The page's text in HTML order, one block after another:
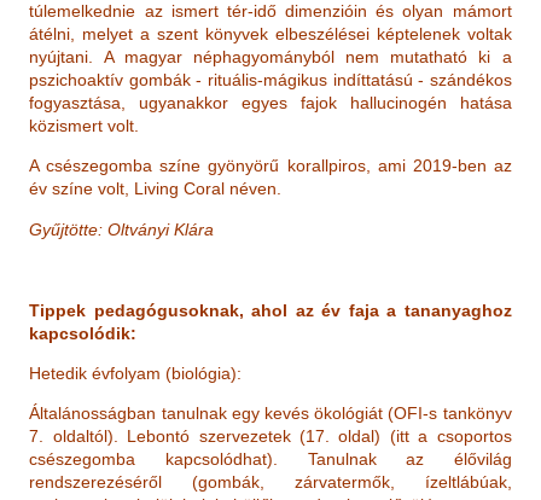
túlemelkednie az ismert tér-idő dimenzióin és olyan mámort
átélni, melyet a szent könyvek elbeszélései képtelenek voltak
nyújtani. A magyar néphagyományból nem mutatható ki a
pszichoaktív gombák - rituális-mágikus indíttatású - szándékos
fogyasztása, ugyanakkor egyes fajok hallucinogén hatása
közismert volt.
A csészegomba színe gyönyörű korallpiros, ami 2019-ben az
év színe volt, Living Coral néven.
Gyűjtötte:Oltványi Klára
Tippek pedagógusoknak, ahol az év faja a tananyaghoz
kapcsolódik:
Hetedik évfolyam (biológia):
Általánosságban tanulnak egy kevés ökológiát (OFI-s tankönyv
7. oldaltól). Lebontó szervezetek (17. oldal) (itt a csoportos
csészegomba kapcsolódhat). Tanulnak az élővilág
rendszerezéséről (gombák, zárvatermők, ízeltlábúak,